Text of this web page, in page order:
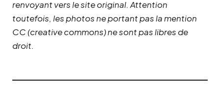
renvoyant vers le site original. Attention
toutefois, les photos ne portant pas la mention
CC (creative commons) ne sont pas libres de
droit.